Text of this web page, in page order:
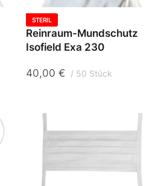
STERIL
Reinraum-Mundschutz
Isofield Exa 230
40,00 € 50 Stück